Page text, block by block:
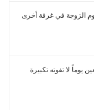
الزوجة في غرفة أخرى
لا تفوته تكبيرة